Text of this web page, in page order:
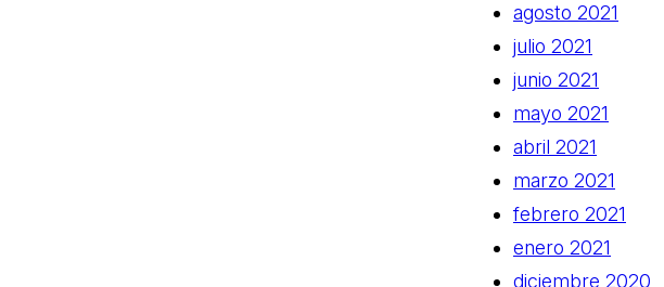
agosto 2021
julio 2021
junio 2021
mayo 2021
abril 2021
marzo 2021
febrero 2021
enero 2021
diciembre 2020